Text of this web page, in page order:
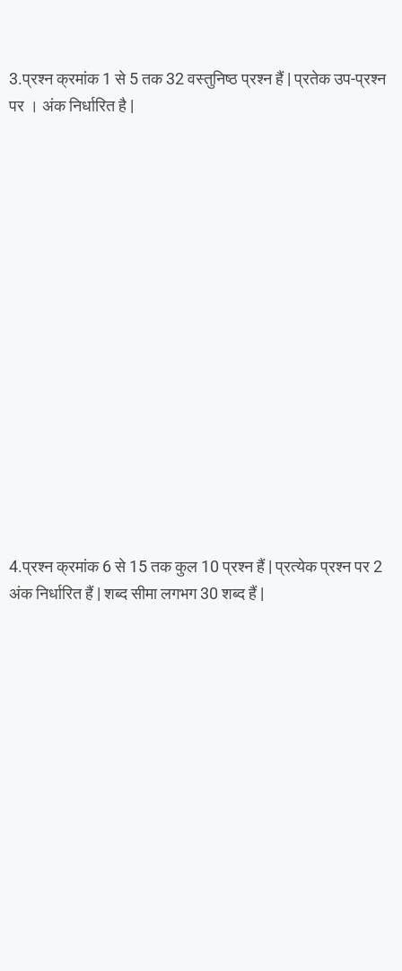
3.प्रश्न क्रमांक 1 से 5 तक 32 वस्तुनिष्ठ प्रश्न हैं | प्रतेक उप-प्रश्न
पर । अंक निर्धारित है |
4.प्रश्न क्रमांक 6 से 15 तक कुल 10 प्रश्न हैं | प्रत्येक प्रश्न पर 2
अंक निर्धारित हैं | शब्द सीमा लगभग 30 शब्द हैं |